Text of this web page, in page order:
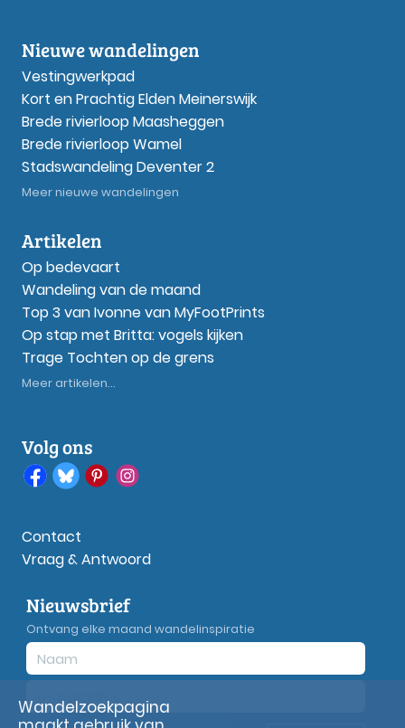
Nieuwe wandelingen
Vestingwerkpad
Kort en Prachtig Elden Meinerswijk
Brede rivierloop Maasheggen
Brede rivierloop Wamel
Stadswandeling Deventer 2
Meer nieuwe wandelingen
Artikelen
Op bedevaart
Wandeling van de maand
Top 3 van Ivonne van MyFootPrints
Op stap met Britta: vogels kijken
Trage Tochten op de grens
Meer artikelen...
Volg ons
Contact
Vraag & Antwoord
Nieuwsbrief
Ontvang elke maand wandelinspiratie
Wandelzoekpagina